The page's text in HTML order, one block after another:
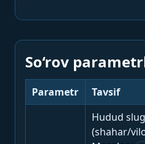
So‘rov
Parametr Tavsif
Hudud
(shahar/